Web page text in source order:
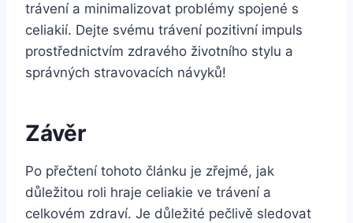
trávení a minimalizovat problémy spojené s
celiakií. Dejte svému trávení pozitivní impuls
prostřednictvím zdravého životního stylu a
správných stravovacích návyků!
Závěr
Po přečtení tohoto článku je zřejmé, jak
důležitou roli hraje celiakie ve trávení a
celkovém zdraví. Je důležité pečlivě sledovat